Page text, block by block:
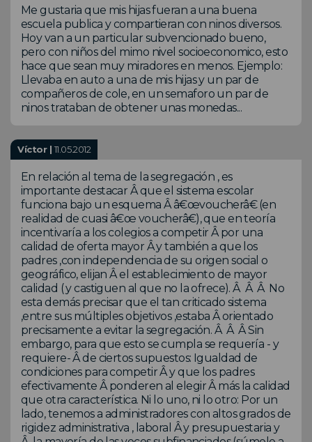
Me gustaria que mis hijas fueran a una buena
escuela publica y compartieran con ninos diversos.
Hoy van a un particular subvencionado bueno,
pero con niños del mimo nivel socioeconomico, esto
hace que sean muy miradores en menos. Ejemplo:
Llevaba en auto a una de mis hijas y un par de
compañeros de cole, en un semaforo un par de
ninos trataban de obtener unas monedas...
Víctor | 11.05.2012
En relación al tema de la segregación , es
importante destacar Â que el sistema escolar
funciona bajo un esquema Â â€œvoucherâ€ (en
realidad de cuasi â€œ voucherâ€), que en teoría
incentivaría a los colegios a competir Â por una
calidad de oferta mayor Â y también a que los
padres ,con independencia de su origen social o
geográfico, elijan Â el establecimiento de mayor
calidad ( y castiguen al que no la ofrece). Â Â Â No
esta demás precisar que el tan criticado sistema
,entre sus múltiples objetivos ,estaba Â orientado
precisamente a evitar la segregación. Â Â Â Sin
embargo, para que esto se cumpla se requería - y
requiere- Â de ciertos supuestos: Igualdad de
condiciones para competir Â y que los padres
efectivamente Â ponderen al elegir Â más la calidad
que otra característica. Ni lo uno, ni lo otro: Por un
lado, tenemos a administradores con altos grados de
rigidez administrativa , laboral Â y presupuestaria y